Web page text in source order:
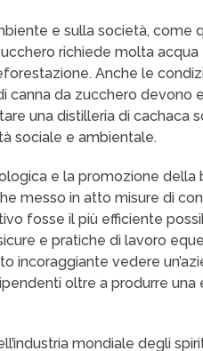
e sulla società, come
richiede molta acqua
Anche le
da zucchero devono
una distilleria di cachaca
sociale e ambientale.
e la promozione della
messo in atto misure di
fosse il più efficiente
e pratiche di lavoro
incoraggiante vedere
oltre a produrre
mondiale degli